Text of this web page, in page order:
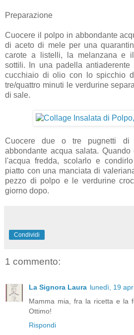
Preparazione
Cuocere il polpo in abbondante
di aceto di mele per una
carote a listelli, la melanzana e
sottili. In una padella antiaderente
cucchiaio di olio con lo spicchio
tre/quattro minuti le verdurine
di sale.
Cuocere due o tre pugnetti di
abbondante acqua salata.
l'acqua fredda, scolarlo e
piatto con una manciata di
pezzo di polpo e le verdurine
giorno dopo.
Condividi
1 commento:
La Signora Laura lunedì, 19
Mamma mia, fra la ricetta e la
Ottimo!
Rispondi